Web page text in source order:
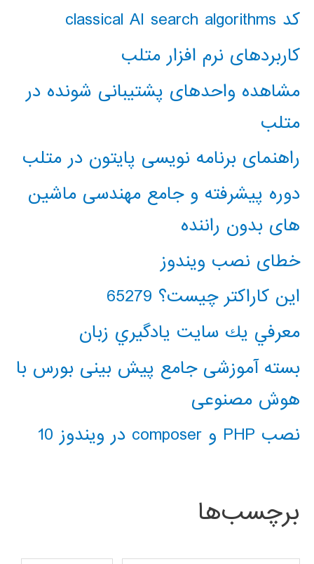
کد classical AI search algorithms
کاربردهای نرم افزار متلب
مشاهده واحدهای پشتیبانی شونده در
متلب
راهنمای برنامه نویسی پایتون در متلب
دوره پیشرفته و جامع مهندسی ماشین
های بدون راننده
خطای نصب ویندوز
این کاراکتر چیست؟ 65279
معرفي يك سايت يادگيري زبان
بسته آموزشی جامع پیش بینی بورس با
هوش مصنوعی
نصب PHP و composer در ویندوز 10
برچسب‌ها